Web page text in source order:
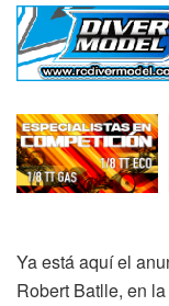
Ya está aquí el
Robert Batlle, en